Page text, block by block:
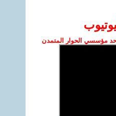
مؤسسي الحوار المتمدن